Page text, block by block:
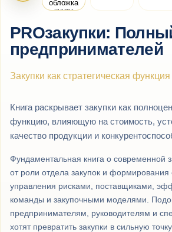
PROзакупки:
предпринимателей
Закупки как стратегическая
Книга раскрывает закупки как
функцию, влияющую на стоимость,
качество продукции и
Фундаментальная книга о современной
от роли отдела закупок и формирования
управления рисками, поставщиками,
команды и закупочными моделями.
предпринимателям, руководителям и
хотят превратить закупки в сильную